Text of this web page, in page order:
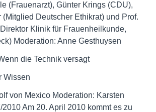
(Frauenarzt), Günter Krings (CDU),
(Mitglied Deutscher Ethikrat) und Prof.
Klinik für Frauenheilkunde,
Moderation: Anne Gesthuysen
die Technik versagt
Wissen
von Mexico Moderation: Karsten
Am 20. April 2010 kommt es zu